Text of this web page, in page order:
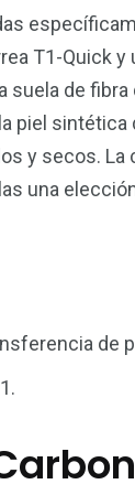
T1-Quick y
de fibra
piel
y secos. La
una
de